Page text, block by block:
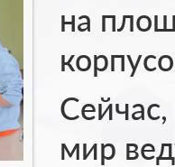
на
Сейчас,
мир